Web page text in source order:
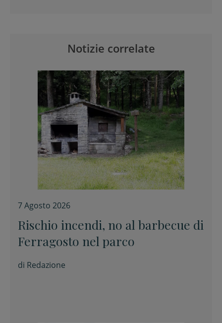
Notizie correlate
7 Agosto 2026
Rischio incendi, no al barbecue di
Ferragosto nel parco
di Redazione